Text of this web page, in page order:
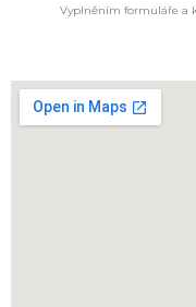
Vyplněním formuláře a